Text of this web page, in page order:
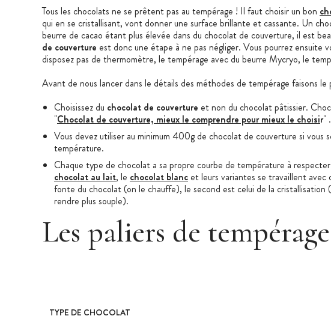
Tous les chocolats ne se prêtent pas au tempérage ! Il faut choisir un bon
qui en se cristallisant, vont donner une surface brillante et cassante. Un
beurre de cacao étant plus élevée dans du chocolat de couverture, il est
de couverture est donc une étape à ne pas négliger. Vous pourrez ensuite
disposez pas de thermomètre, le tempérage avec du beurre Mycryo, le
Avant de nous lancer dans le détails des méthodes de tempérage faisons
Choisissez du chocolat de couverture et non du chocolat pâtissier.
"Chocolat de couverture, mieux le comprendre pour mieux le choisir" .
Vous devez utiliser au minimum 400g de chocolat de couverture si
température.
Chaque type de chocolat a sa propre courbe de température à
chocolat au lait, le chocolat blanc et leurs variantes se travaillent
fonte du chocolat (on le chauffe), le second est celui de la
rendre plus souple).
Les paliers de
TYPE DE CHOCOLAT